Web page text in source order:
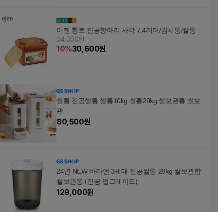
이젠 황토 진공항아리 사각 7.4리터/김치통/쌀통
34,000원
10%30,600원
쌀통 진공쌀통 쌀통10kg 쌀통20kg 쌀보관통 쌀보
관
80,500원
24년 NEW 바라던 3세대 진공쌀통 20kg 쌀보관함
쌀보관통 (진공 업그레이드)
129,000원